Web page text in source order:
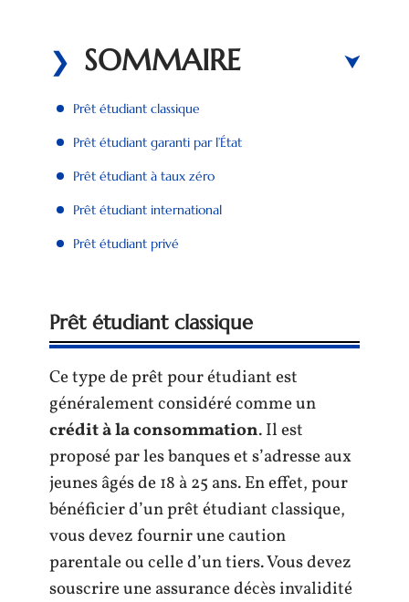
SOMMAIRE
Prêt étudiant classique
Prêt étudiant garanti par l’État
Prêt étudiant à taux zéro
Prêt étudiant international
Prêt étudiant privé
Prêt étudiant classique
Ce type de prêt pour étudiant est
généralement considéré comme un
crédit à la consommation. Il est
proposé par les banques et s’adresse aux
jeunes âgés de 18 à 25 ans. En effet, pour
bénéficier d’un prêt étudiant classique,
vous devez fournir une caution
parentale ou celle d’un tiers. Vous devez
souscrire une assurance décès invalidité